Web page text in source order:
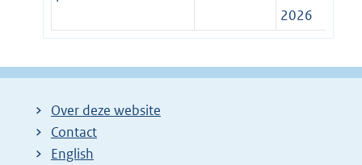
2026
Over deze website
Contact
English